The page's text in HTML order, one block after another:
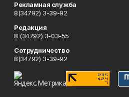
Рекламная служба
8(34792) 3-39-92
Редакция
8 (34792) 3-03-55
Сотрудничество
8(34792) 3-39-92